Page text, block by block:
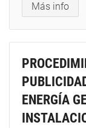
Más info
ENERGÍA